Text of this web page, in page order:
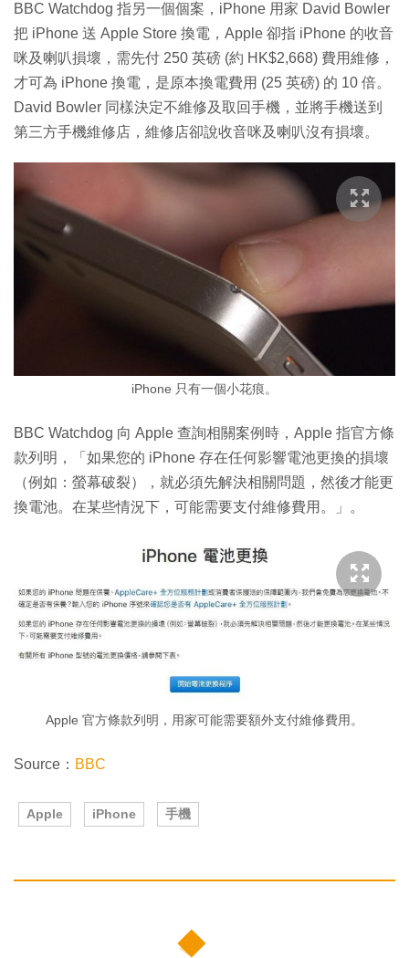
BBC Watchdog 指另一個個案，iPhone 用家 David Bowler
把 iPhone 送 Apple Store 換電，Apple 卻指 iPhone 的收音
咪及喇叭損壞，需先付 250 英磅 (約 HK$2,668) 費用維修，
才可為 iPhone 換電，是原本換電費用 (25 英磅) 的 10 倍。
David Bowler 同樣決定不維修及取回手機，並將手機送到
第三方手機維修店，維修店卻說收音咪及喇叭沒有損壞。
iPhone 只有一個小花痕。
BBC Watchdog 向 Apple 查詢相關案例時，Apple 指官方條
款列明，「如果您的 iPhone 存在任何影響電池更換的損壞
（例如：螢幕破裂），就必須先解決相關問題，然後才能更
換電池。在某些情況下，可能需要支付維修費用。」。
Apple 官方條款列明，用家可能需要額外支付維修費用。
Source： BBC
Apple iPhone 手機